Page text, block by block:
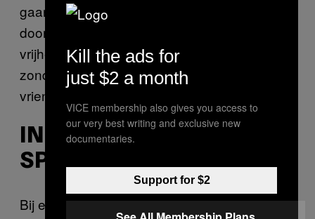
gaan of überhaupt de poortjes van de metro
doorkomt. En juist dat dat voelt aan als
vrijheid. Samen rondhangen in de stad,
zonder fomo, is het meest chille aan een
vriendschap.
IN EEN VRIENDSCHAP IS
SPANNING NIET RAAR
Bij een hechte vriendschap komt liefde kijken.
Kill the ads for
just $2 a month
VICE membership also gives you access to
our very best writing and exclusive new
documentaries.
Support for $2